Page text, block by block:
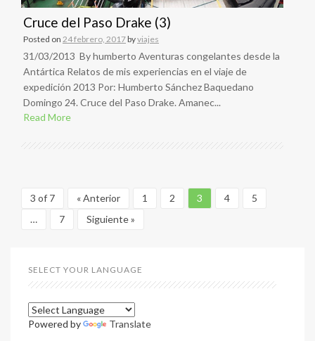
Cruce del Paso Drake (3)
Posted on 24 febrero, 2017byviajes
31/03/2013 By humberto Aventuras congelantes desde la
Antártica Relatos de mis experiencias en el viaje de
expedición 2013 Por: Humberto Sánchez Baquedano
Domingo 24. Cruce del Paso Drake. Amanec...
Read More
3 of 7 « Anterior 1 2 3 4
5
…
7 Siguiente »
SELECT YOUR LANGUAGE
Powered by Translate